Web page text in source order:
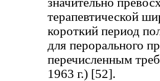
терапевтической
короткий период
для перорального
перечисленным
1963 г.) [52].